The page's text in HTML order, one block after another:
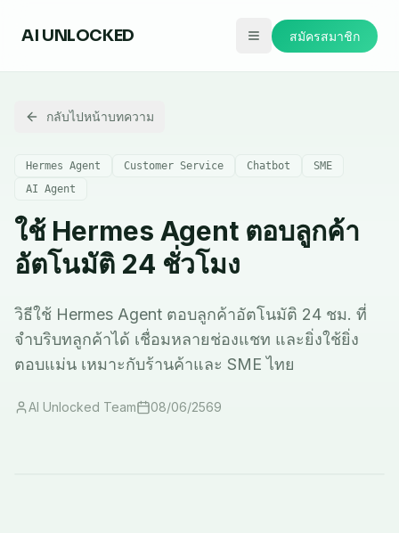
AI UNLOCKED สมัครสมาชิก
กลับไปหน้าบทความ
Hermes Agent Customer Service Chatbot
SME
AI Agent
ใช้ Hermes Agent ตอบลูกค้า
อัตโนมัติ 24 ชั่วโมง
วิธีใช้ Hermes Agent ตอบลูกค้าอัตโนมัติ 24 ชม. ที่
จำบริบทลูกค้าได้ เชื่อมหลายช่องแชท และยิ่งใช้ยิ่ง
ตอบแม่น เหมาะกับร้านค้าและ SME ไทย
AI Unlocked Team 08/06/2569